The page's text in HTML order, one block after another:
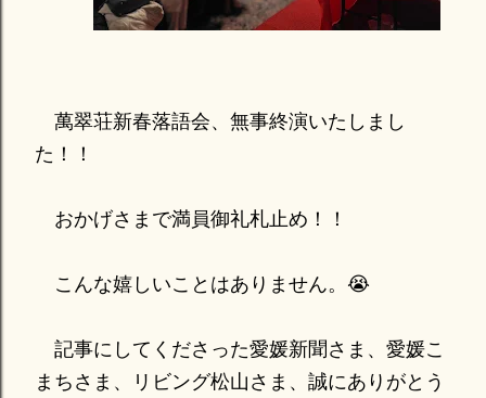
萬翠荘新春落語会、無事終演いたしまし
た！！
おかげさまで満員御礼札止め！！
こんな嬉しいことはありません。😭
記事にしてくださった愛媛新聞さま、愛媛こ
まちさま、リビング松山さま、誠にありがとう